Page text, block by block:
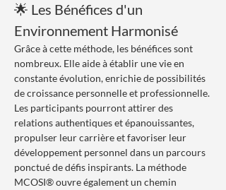
🌟 Les Bénéfices d'un
Environnement Harmonisé
Grâce à cette méthode, les bénéfices sont
nombreux. Elle aide à établir une vie en
constante évolution, enrichie de possibilités
de croissance personnelle et professionnelle.
Les participants pourront attirer des
relations authentiques et épanouissantes,
propulser leur carrière et favoriser leur
développement personnel dans un parcours
ponctué de défis inspirants. La méthode
MCOSI® ouvre également un chemin